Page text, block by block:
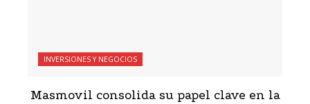
INVERSIONES Y NEGOCIOS
Masmovil consolida su papel clave en la